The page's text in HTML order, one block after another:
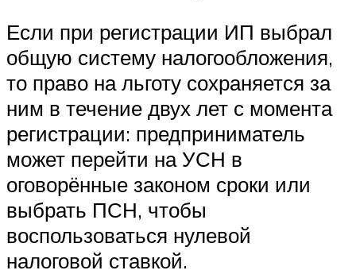
Если при регистрации ИП выбрал
общую систему налогообложения,
то право на льготу сохраняется за
ним в течение двух лет с момента
регистрации: предприниматель
может перейти на УСН в
оговорённые законом сроки или
выбрать ПСН, чтобы
воспользоваться нулевой
налоговой ставкой.